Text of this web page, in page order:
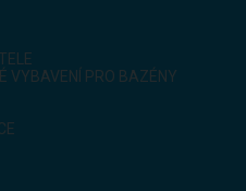
VYBAVENÍ PRO BAZÉNY